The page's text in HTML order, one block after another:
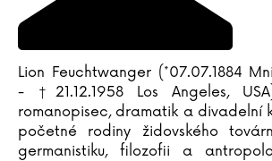
Vladimír Fuksa
Lion Feuchtwanger (*07.07.1884
- †21.12.1958 Los Angeles,
romanopisec, dramatik a divadelní
početné rodiny židovského
germanistiku, filozofii a